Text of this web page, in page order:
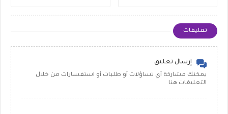
تعليقات
إرسال تعليق
يمكنك مشاركة أي تساؤلات أو طلبات أو استفسارات من خلال
التعليقات هنا